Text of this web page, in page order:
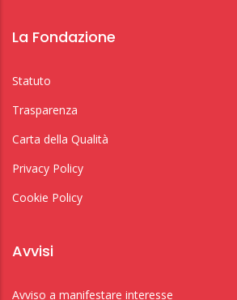
La Fondazione
Statuto
Trasparenza
Carta della Qualità
Privacy Policy
Cookie Policy
Avvisi
Avviso a manifestare interesse